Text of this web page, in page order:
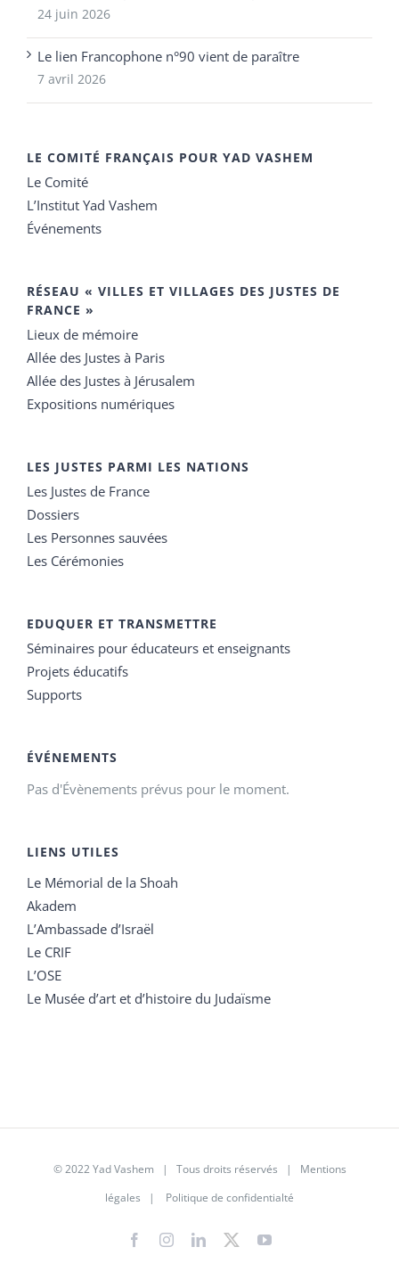
24 juin 2026
Le lien Francophone n°90 vient de paraître
7 avril 2026
LE COMITÉ FRANÇAIS POUR YAD VASHEM
Le Comité
L’Institut Yad Vashem
Événements
RÉSEAU « VILLES ET VILLAGES DES JUSTES DE
FRANCE »
Lieux de mémoire
Allée des Justes à Paris
Allée des Justes à Jérusalem
Expositions numériques
LES JUSTES PARMI LES NATIONS
Les Justes de France
Dossiers
Les Personnes sauvées
Les Cérémonies
EDUQUER ET TRANSMETTRE
Séminaires pour éducateurs et enseignants
Projets éducatifs
Supports
ÉVÉNEMENTS
Pas d'Évènements prévus pour le moment.
LIENS UTILES
Le Mémorial de la Shoah
Akadem
L’Ambassade d’Israël
Le CRIF
L’OSE
Le Musée d’art et d’histoire du Judaïsme
© 2022 Yad Vashem | Tous droits réservés | Mentions
légales | Politique de confidentialté